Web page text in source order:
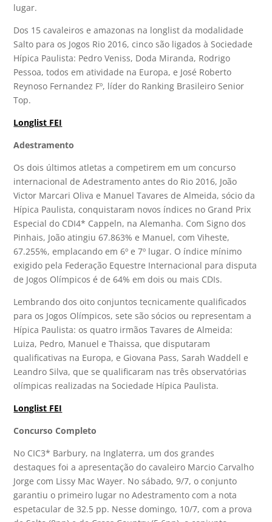
lugar.
Dos 15 cavaleiros e amazonas na longlist da modalidade
Salto para os Jogos Rio 2016, cinco são ligados à Sociedade
Hípica Paulista: Pedro Veniss, Doda Miranda, Rodrigo
Pessoa, todos em atividade na Europa, e José Roberto
Reynoso Fernandez Fº, líder do Ranking Brasileiro Senior
Top.
Longlist FEI
Adestramento
Os dois últimos atletas a competirem em um concurso
internacional de Adestramento antes do Rio 2016, João
Victor Marcari Oliva e Manuel Tavares de Almeida, sócio da
Hípica Paulista, conquistaram novos índices no Grand Prix
Especial do CDI4* Cappeln, na Alemanha. Com Signo dos
Pinhais, João atingiu 67.863% e Manuel, com Viheste,
67.255%, emplacando em 6º e 7º lugar. O índice mínimo
exigido pela Federação Equestre Internacional para disputa
de Jogos Olímpicos é de 64% em dois ou mais CDIs.
Lembrando dos oito conjuntos tecnicamente qualificados
para os Jogos Olímpicos, sete são sócios ou representam a
Hípica Paulista: os quatro irmãos Tavares de Almeida:
Luiza, Pedro, Manuel e Thaissa, que disputaram
qualificativas na Europa, e Giovana Pass, Sarah Waddell e
Leandro Silva, que se qualificaram nas três observatórias
olímpicas realizadas na Sociedade Hípica Paulista.
Longlist FEI
Concurso Completo
No CIC3* Barbury, na Inglaterra, um dos grandes
destaques foi a apresentação do cavaleiro Marcio Carvalho
Jorge com Lissy Mac Wayer. No sábado, 9/7, o conjunto
garantiu o primeiro lugar no Adestramento com a nota
espetacular de 32.5 pp. Nesse domingo, 10/7, com a prova